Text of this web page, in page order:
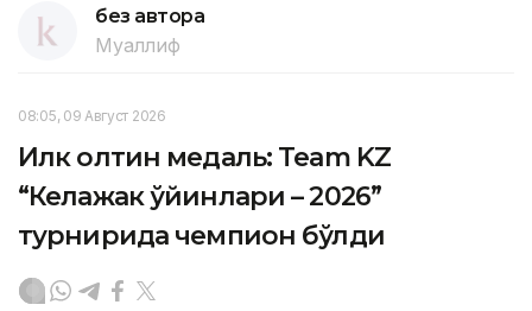
без автора
Муаллиф
08:05, 09 Август 2026
Илк олтин медаль: Team KZ
“Келажак ўйинлари – 2026”
турнирида чемпион бўлди